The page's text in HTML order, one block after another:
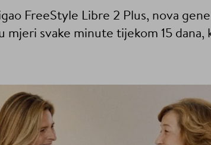
FreeStyle Libre 2 Plus, nova
mjeri svake minute tijekom 15